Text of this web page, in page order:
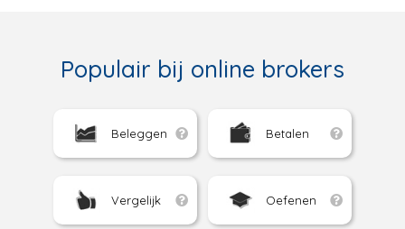
Populair bij online brokers
Beleggen Betalen
Vergelijk Oefenen